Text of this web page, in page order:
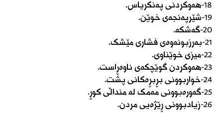
١٨-هەوکردنی پەنکریاس.
١٩-شێرپەنجەی خوێن.
٢٠-گەشکە.
٢١-بەرزبونەوەی فشاری مێشک.
٢٢-میزی خوێناوی.
٢٣-هەوکردن گوێچکەی ناوەڕاست.
٢٤-خواربوونی بڕبڕەکانی پشت.
٢٥-گەورەبوونی مەمک لە منداڵی کوڕ.
٢٦-زیادبوونی ڕێژەیی مردن.